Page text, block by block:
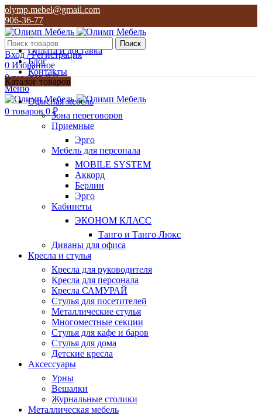
olymp.mebel@gmail.com
906-36-77
О нас
Оплата и доставка
Блог
Контакты
906-36-77
Поиск
Вход / Регистрация
0 Избранное
0товаров 0₽
Меню
0 товаров 0₽
Каталог товаров
Офисная мебель
Зона переговоров
Приемные
Эрго
Мебель для персонала
MOBILE SYSTEM
Аккорд
Берлин
Эрго
Кабинеты
ЭКОНОМ КЛАСС
Танго и Танго Люкс
Диваны для офиса
Кресла и стулья
Кресла для руководителя
Кресла для персонала
Кресла САМУРАЙ
Стулья для посетителей
Металлические стулья
Многоместные секции
Стулья для кафе и баров
Стулья для дома
Детские кресла
Аксессуары
Урны
Вешалки
Журнальные столики
Металлическая мебель